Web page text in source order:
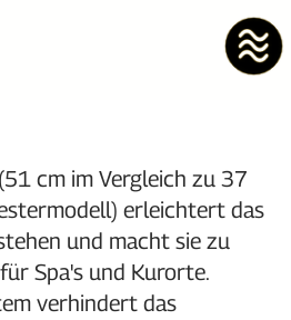
cm im Vergleich zu 37
erleichtert das
und macht sie zu
Spa's und Kurorte.
verhindert das